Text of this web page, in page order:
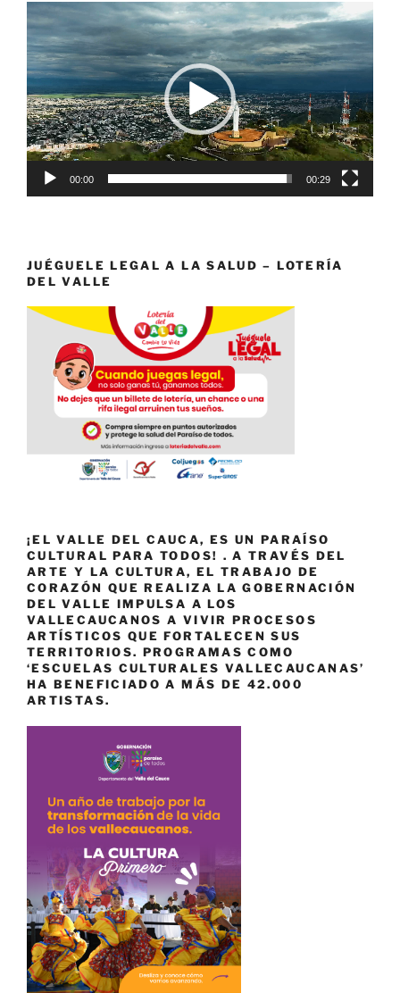
Reproductor
de
vídeo
00:00 00:29
JUÉGUELE LEGAL A LA SALUD – LOTERÍA
DEL VALLE
¡EL VALLE DEL CAUCA, ES UN PARAÍSO
CULTURAL PARA TODOS! . A TRAVÉS DEL
ARTE Y LA CULTURA, EL TRABAJO DE
CORAZÓN QUE REALIZA LA GOBERNACIÓN
DEL VALLE IMPULSA A LOS
VALLECAUCANOS A VIVIR PROCESOS
ARTÍSTICOS QUE FORTALECEN SUS
TERRITORIOS. PROGRAMAS COMO
‘ESCUELAS CULTURALES VALLECAUCANAS’
HA BENEFICIADO A MÁS DE 42.000
ARTISTAS.